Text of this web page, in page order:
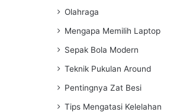
Olahraga
Mengapa Memilih Laptop
Sepak Bola Modern
Teknik Pukulan Around
Pentingnya Zat Besi
Tips Mengatasi Kelelahan